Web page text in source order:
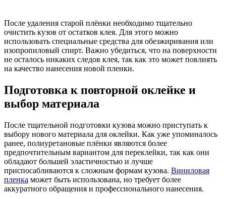
После удаления старой плёнки необходимо тщательно
очистить кузов от остатков клея. Для этого можно
использовать специальные средства для обезжиривания или
изопропиловый спирт. Важно убедиться, что на поверхности
не осталось никаких следов клея, так как это может повлиять
на качество нанесения новой пленки.
Подготовка к повторной оклейке и
выбор материала
После тщательной подготовки кузова можно приступать к
выбору нового материала для оклейки. Как уже упоминалось
ранее, полиуретановые плёнки являются более
предпочтительным вариантом для переклейки, так как они
обладают большей эластичностью и лучше
приспосабливаются к сложным формам кузова. Виниловая
пленка может быть использована, но требует более
аккуратного обращения и профессионального нанесения.